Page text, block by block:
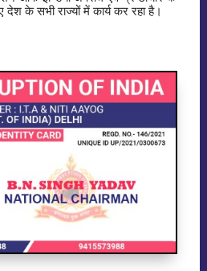
के सभी राज्यों में कार्य कर रहा है।